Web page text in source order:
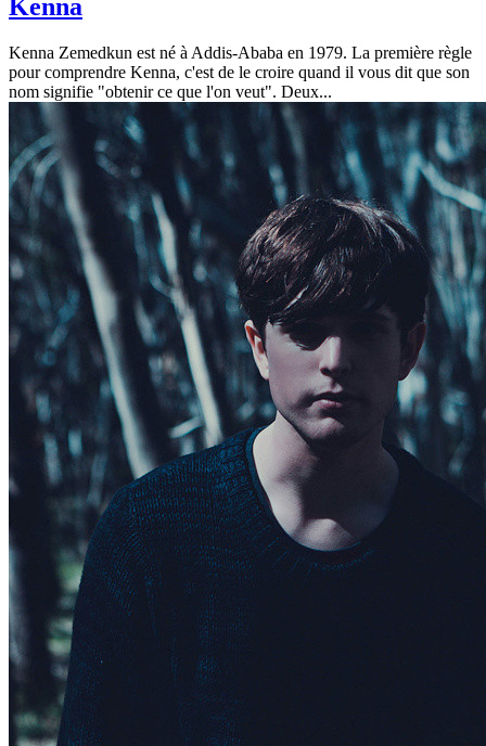
Kenna
Kenna Zemedkun est né à Addis-Ababa en 1979. La première règle
pour comprendre Kenna, c'est de le croire quand il vous dit que son
nom signifie "obtenir ce que l'on veut". Deux...